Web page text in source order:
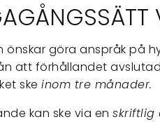
önskar göra anspråk på
att förhållandet
skeinom tre månader.
kan ske via enskriftlig